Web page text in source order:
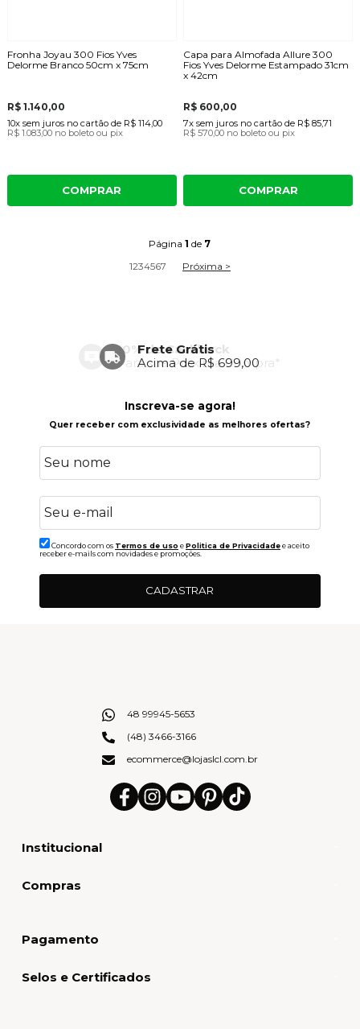
Fronha Joyau 300 Fios Yves
Delorme Branco 50cm x 75cm
R$ 1.140,00
10x sem juros no cartãode R$ 114,00
R$ 1.083,00 no boleto ou pix
COMPRAR
Capa para Almofada Allure 300
Fios Yves Delorme Estampado 31cm
x 42cm
R$ 600,00
7x sem juros no cartão de R$ 85,71
R$ 570,00 no boleto ou pix
COMPRAR
Página1 de 7
1234567 Próxima >
Frete Grátis
Acima de R$ 699,00
Inscreva-se agora!
Quer receber com exclusividade as melhores ofertas?
Concordo com os Termos de uso ePolitica de Privacidadee aceito
receber e-mails com novidades e promoções.
CADASTRAR
Institucional
Compras
48 99945-5653
(48) 3466-3166
ecommerce@lojaslcl.com.br
Pagamento
Selos e Certificados